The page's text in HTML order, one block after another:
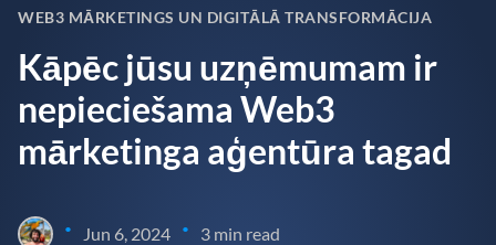
WEB3 MĀRKETINGS UN DIGITĀLĀ TRANSFORMĀCIJA
Kāpēc jūsu uzņēmumam ir
nepieciešama Web3
mārketinga aģentūra tagad
• Jun 6, 2024 • 3 min read